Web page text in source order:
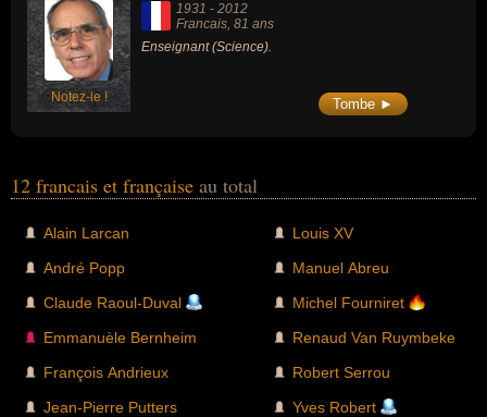
Notez-le !
1931 - 2012
Francais, 81 ans
Enseignant (Science).
Tombe ►
12 francais et française au total
Alain Larcan
André Popp
Claude Raoul-Duval
Emmanuèle Bernheim
François Andrieux
Jean-Pierre Putters
Louis XV
Manuel Abreu
Michel Fourniret
Renaud Van Ruymbeke
Robert Serrou
Yves Robert